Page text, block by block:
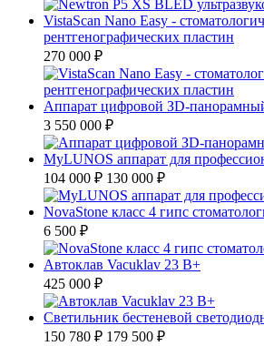
VistaScan Nano Easy -
рентгенографических пластин
270 000 ₽
Аппарат цифровой ЗD-
3 550 000 ₽
MyLUNOS аппарат для
104 000 ₽ 130 000 ₽
NovaStone класс 4 гипс
6 500 ₽
Автоклав Vacuklav 23 B+
425 000 ₽
Светильник бестеневой
150 780 ₽ 179 500 ₽